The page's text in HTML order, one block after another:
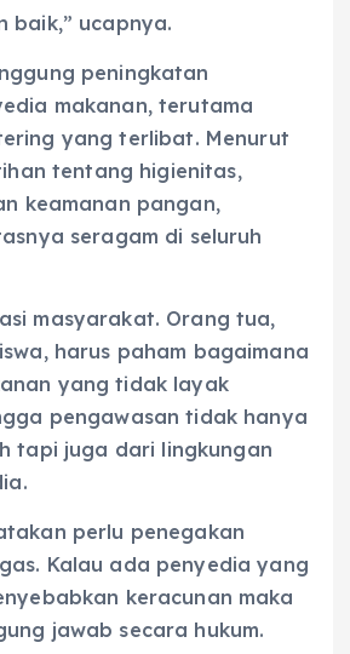
baik,” ucapnya.
peningkatan
makanan, terutama
yang terlibat. Menurut
tentang higienitas,
keamanan pangan,
seragam di seluruh
masyarakat. Orang tua,
harus paham bagaimana
yang tidak layak
pengawasan tidak hanya
tapi juga dari lingkungan
perlu penegakan
Kalau ada penyedia yang
keracunan maka
jawab secara hukum.